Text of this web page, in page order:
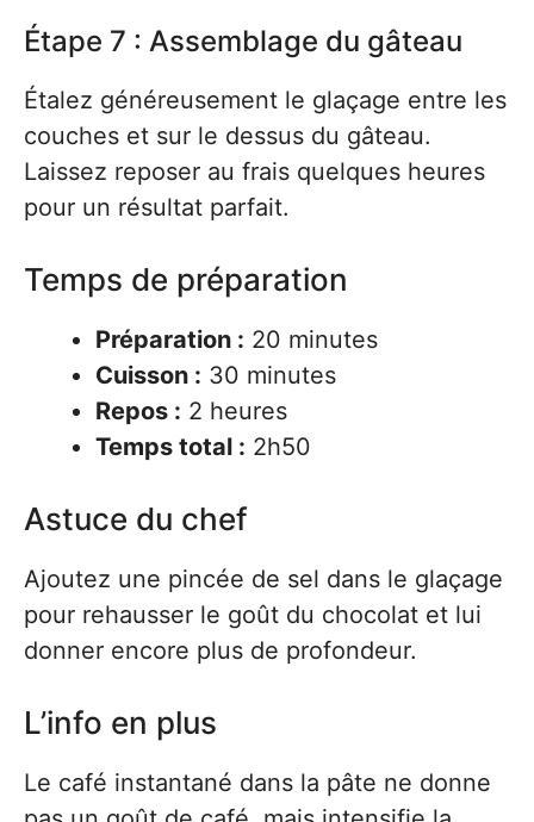
Étape 7 : Assemblage du gâteau
Étalez généreusement le glaçage entre les
couches et sur le dessus du gâteau.
Laissez reposer au frais quelques heures
pour un résultat parfait.
Temps de préparation
Préparation : 20 minutes
Cuisson : 30 minutes
Repos : 2 heures
Temps total : 2h50
Astuce du chef
Ajoutez une pincée de sel dans le glaçage
pour rehausser le goût du chocolat et lui
donner encore plus de profondeur.
L’info en plus
Le café instantané dans la pâte ne donne